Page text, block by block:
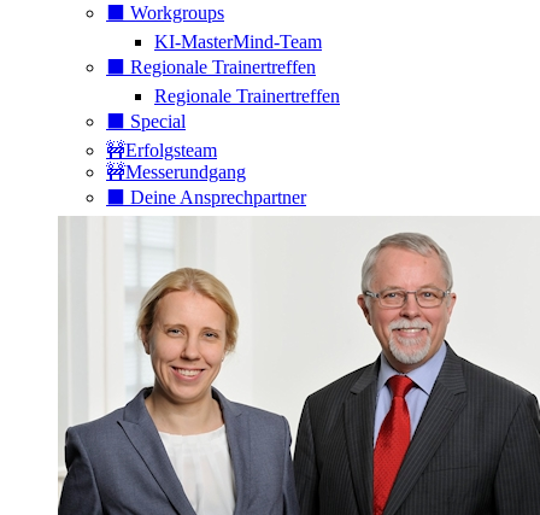
⬛️ Workgroups
KI-MasterMind-Team
⬛️ Regionale Trainertreffen
Regionale Trainertreffen
⬛️ Special
🚧Erfolgsteam
🚧Messerundgang
⬛️ Deine Ansprechpartner